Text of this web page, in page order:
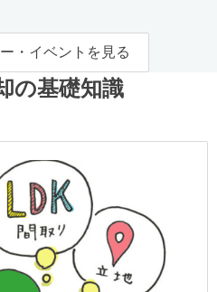
・イベントを見る
の基礎知識